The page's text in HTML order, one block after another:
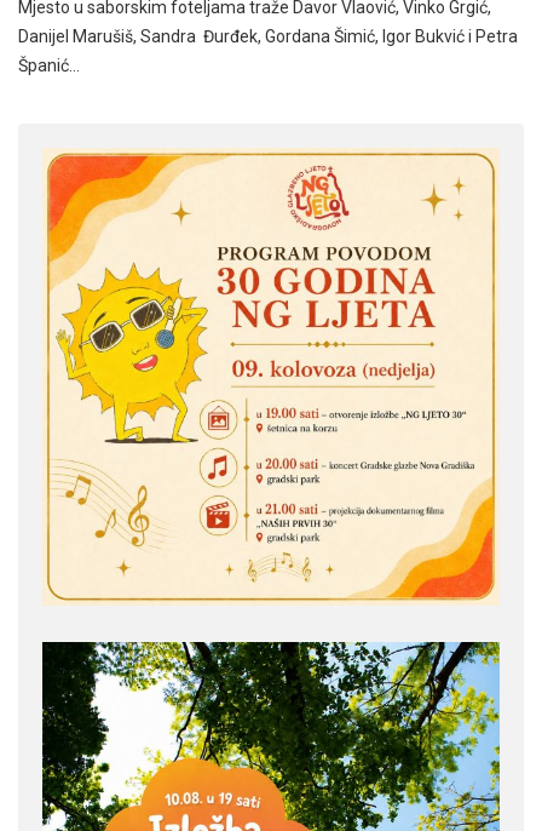
Mjesto u saborskim foteljama traže Davor Vlaović, Vinko Grgić,
Danijel Marušiš, Sandra Đurđek, Gordana Šimić, Igor Bukvić i Petra
Španić…